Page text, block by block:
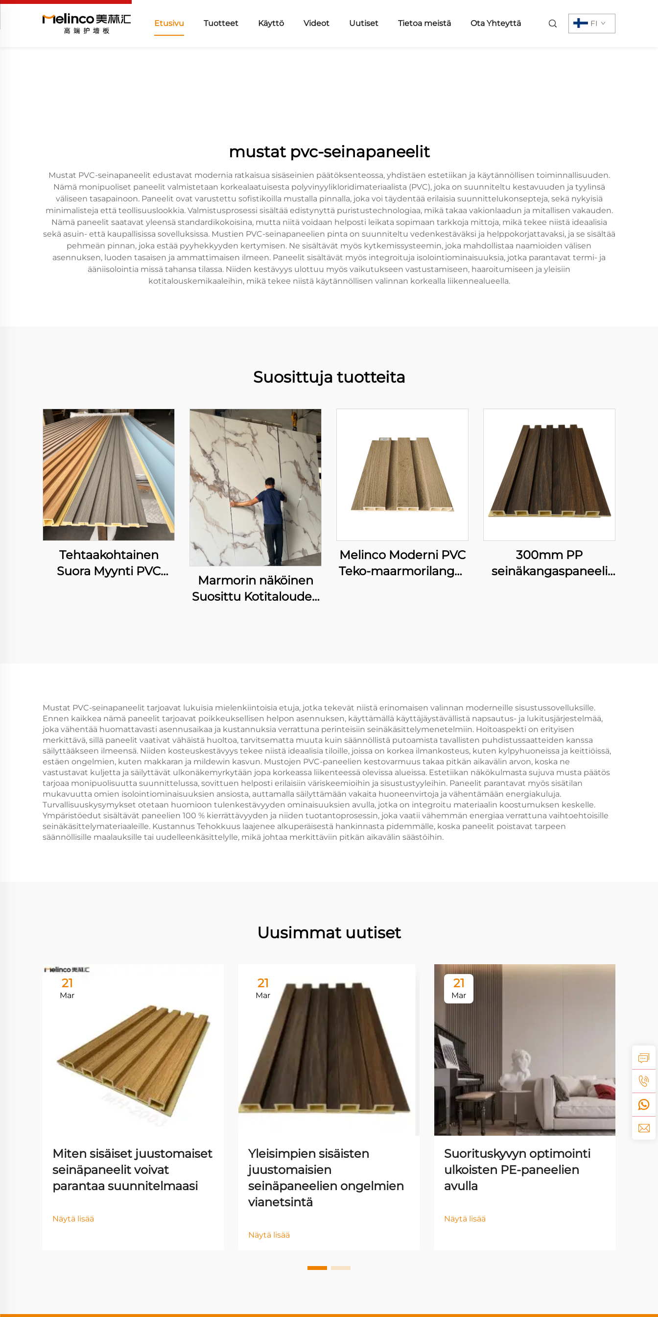
Etusivu Tuotteet Käyttö Videot Uutiset Tietoa meistä Ota Yhteyttä FI
mustat pvc-seinapaneelit
Mustat PVC-seinapaneelit edustavat modernia ratkaisua sisäseinien päätöksenteossa, yhdistäen estetiikan ja käytännöllisen toiminnallisuuden.
Nämä monipuoliset paneelit valmistetaan korkealaatuisesta polyvinyylikloridimateriaalista (PVC), joka on suunniteltu kestavuuden ja tyylinsä
väliseen tasapainoon. Paneelit ovat varustettu sofistikoilla mustalla pinnalla, joka voi täydentää erilaisia suunnittelukonsepteja, sekä nykyisiä
minimalisteja että teollisuuslookkia. Valmistusprosessi sisältää edistynyttä puristustechnologiaa, mikä takaa vakionlaadun ja mitallisen vakauden.
Nämä paneelit saatavat yleensä standardikokoisina, mutta niitä voidaan helposti leikata sopimaan tarkkoja mittoja, mikä tekee niistä ideaalisia
sekä asuin- että kaupallisissa sovelluksissa. Mustien PVC-seinapaneelien pinta on suunniteltu vedenkestäväksi ja helppokorjattavaksi, ja se sisältää
pehmeän pinnan, joka estää pyyhekkyyden kertymisen. Ne sisältävät myös kytkemissysteemin, joka mahdollistaa naamioiden välisen
asennuksen, luoden tasaisen ja ammattimaisen ilmeen. Paneelit sisältävät myös integroituja isolointiominaisuuksia, jotka parantavat termi- ja
ääniisolointia missä tahansa tilassa. Niiden kestävyys ulottuu myös vaikutukseen vastustamiseen, haaroitumiseen ja yleisiin
kotitalouskemikaaleihin, mikä tekee niistä käytännöllisen valinnan korkealla liikennealueella.
Suosittuja tuotteita
Tehtaakohtainen
Suora Myynti PVC
Marmorin näköinen
Suosittu Kotitalouden
Paneelit
Melinco Moderni PVC
Teko-maarmorilangat
300mm PP
seinäkangaspaneeli
Mustat PVC-seinapaneelit tarjoavat lukuisia mielenkiintoisia etuja, jotka tekevät niistä erinomaisen valinnan moderneille sisustussovelluksille.
Ennen kaikkea nämä paneelit tarjoavat poikkeuksellisen helpon asennuksen, käyttämällä käyttäjäystävällistä napsautus- ja lukitusjärjestelmää,
joka vähentää huomattavasti asennusaikaa ja kustannuksia verrattuna perinteisiin seinäkäsittelymenetelmiin. Hoitoaspekti on erityisen
merkittävä, sillä paneelit vaativat vähäistä huoltoa, tarvitsematta muuta kuin säännöllistä putoamista tavallisten puhdistussaatteiden kanssa
säilyttääkseen ilmeensä. Niiden kosteuskestävyys tekee niistä ideaalisia tiloille, joissa on korkea ilmankosteus, kuten kylpyhuoneissa ja keittiöissä,
estäen ongelmien, kuten makkaran ja mildewin kasvun. Mustojen PVC-paneelien kestovarmuus takaa pitkän aikavälin arvon, koska ne
vastustavat kuljetta ja säilyttävät ulkonäkemyrkytään jopa korkeassa liikenteessä olevissa alueissa. Estetiikan näkökulmasta sujuva musta päätös
tarjoaa monipuolisuutta suunnittelussa, sovittuen helposti erilaisiin väriskeemioihin ja sisustustyyleihin. Paneelit parantavat myös sisätilan
mukavuutta omien isolointiominaisuuksien ansiosta, auttamalla säilyttämään vakaita huoneenvirtoja ja vähentämään energiakuluja.
Turvallisuuskysymykset otetaan huomioon tulenkestävyyden ominaisuuksien avulla, jotka on integroitu materiaalin koostumuksen keskelle.
Ympäristöedut sisältävät paneelien 100 % kierrättävyyden ja niiden tuotantoprosessin, joka vaatii vähemmän energiaa verrattuna vaihtoehtoisille
seinäkäsittelymateriaaleille. Kustannus Tehokkuus laajenee alkuperäisestä hankinnasta pidemmälle, koska paneelit poistavat tarpeen
säännöllisille maalauksille tai uudelleenkäsittelylle, mikä johtaa merkittäviin pitkän aikavälin säästöihin.
Uusimmat uutiset
21
Mar
Miten sisäiset juustomaiset
seinäpaneelit voivat
parantaa suunnitelmaasi
Näytä lisää
21
Mar
Yleisimpien sisäisten
juustomaisien
seinäpaneelien ongelmien
vianetsintä
Näytä lisää
21
Mar
Suorituskyvyn optimointi
ulkoisten PE-paneelien
avulla
Näytä lisää